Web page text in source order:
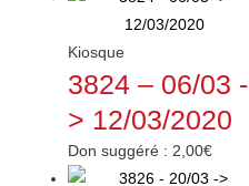
Kiosque
3824 – 06/03 -
> 12/03/2020
Don suggéré :2,00€